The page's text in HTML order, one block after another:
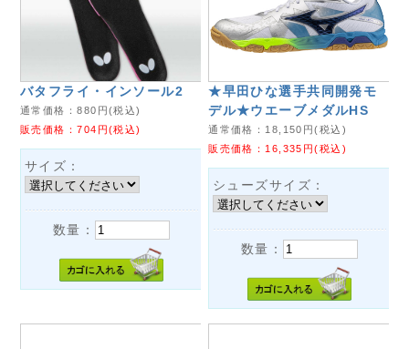
バタフライ・インソール2
通常価格：880 円(税込)
販売価格：704 円(税込)
サイズ：
数量：
★早田ひな選手共同開発モ
デル★ウエーブメダルHS
通常価格： 18,150 円(税込)
販売価格： 16,335 円(税込)
シューズサイズ：
数量：